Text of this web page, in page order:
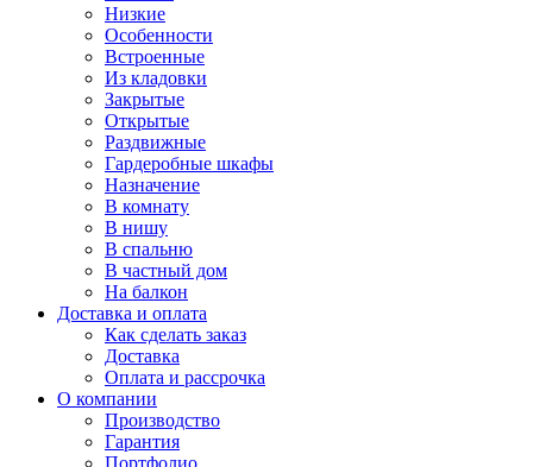
Низкие
Особенности
Встроенные
Из кладовки
Закрытые
Открытые
Раздвижные
Гардеробные шкафы
Назначение
В комнату
В нишу
В спальню
В частный дом
На балкон
Доставка и оплата
Как сделать заказ
Доставка
Оплата и рассрочка
О компании
Производство
Гарантия
Портфолио